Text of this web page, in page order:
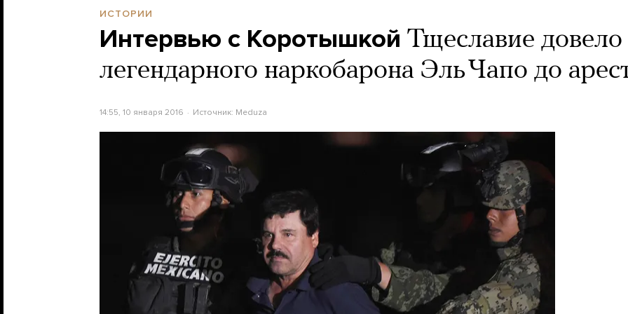
ИСТОРИИ
Интервью с Коротышкой Тщеславие довело
легендарного наркобарона Эль Чапо до
14:55, 10 января 2016 Источник: Meduza